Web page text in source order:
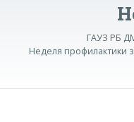
ГАУЗ РБ
Неделя профилактики